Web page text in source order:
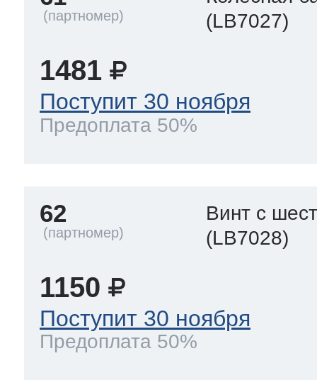
(LB7027)
1481
Поступит 30 ноября
Предоплата 50%
62
Винт с
(LB7028)
1150
Поступит 30 ноября
Предоплата 50%